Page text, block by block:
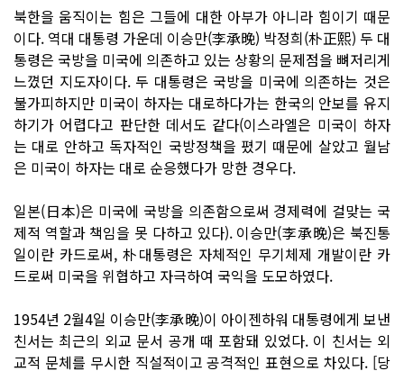
북한을 움직이는 힘은 그들에 대한 아부가 아니라 힘이기 때문
이다. 역대 대통령 가운데 이승만(李承晩) 박정희(朴正熙) 두 대
통령은 국방을 미국에 의존하고 있는 상황의 문제점을 뼈저리게
느꼈던 지도자이다. 두 대통령은 국방을 미국에 의존하는 것은
불가피하지만 미국이 하자는 대로하다가는 한국의 안보를 유지
하기가 어렵다고 판단한 데서도 같다(이스라엘은 미국이 하자
는 대로 안하고 독자적인 국방정책을 폈기 때문에 살았고 월남
은 미국이 하자는 대로 순응했다가 망한 경우다.
일본(日本)은 미국에 국방을 의존함으로써 경제력에 걸맞는 국
제적 역할과 책임을 못 다하고 있다). 이승만(李承晩)은 북진통
일이란 카드로써, 朴대통령은 자체적인 무기체제 개발이란 카
드로써 미국을 위협하고 자극하여 국익을 도모하였다.
1954년 2월4일 이승만(李承晩)이 아이젠하워 대통령에게 보낸
친서는 최근의 외교 문서 공개 때 포함돼 있었다. 이 친서는 외
교적 문체를 무시한 직설적이고 공격적인 표현으로 차있다. [당